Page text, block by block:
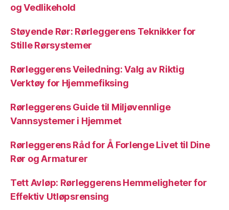
og Vedlikehold
Støyende Rør: Rørleggerens Teknikker for
Stille Rørsystemer
Rørleggerens Veiledning: Valg av Riktig
Verktøy for Hjemmefiksing
Rørleggerens Guide til Miljøvennlige
Vannsystemer i Hjemmet
Rørleggerens Råd for Å Forlenge Livet til Dine
Rør og Armaturer
Tett Avløp: Rørleggerens Hemmeligheter for
Effektiv Utløpsrensing